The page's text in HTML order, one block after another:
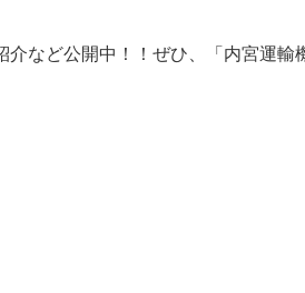
など公開中！！ぜひ、「内宮運